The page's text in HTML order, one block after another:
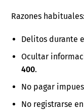
Razones habituales:
Delitos durante
Ocultar
400.
No pagar
No registrarse